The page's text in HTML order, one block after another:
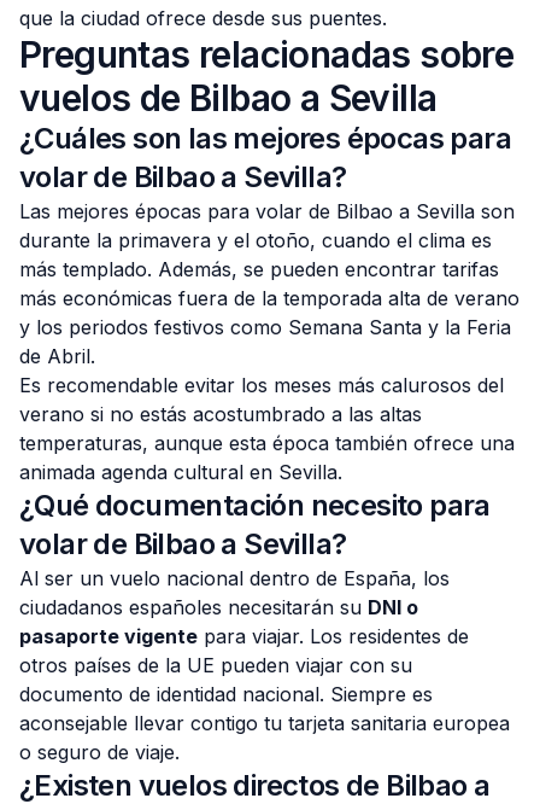
que la ciudad ofrece desde sus puentes.
Preguntas relacionadas sobre
vuelos de Bilbao a Sevilla
¿Cuáles son las mejores épocas para
volar de Bilbao a Sevilla?
Las mejores épocas para volar de Bilbao a Sevilla son
durante la primavera y el otoño, cuando el clima es
más templado. Además, se pueden encontrar tarifas
más económicas fuera de la temporada alta de verano
y los periodos festivos como Semana Santa y la Feria
de Abril.
Es recomendable evitar los meses más calurosos del
verano si no estás acostumbrado a las altas
temperaturas, aunque esta época también ofrece una
animada agenda cultural en Sevilla.
¿Qué documentación necesito para
volar de Bilbao a Sevilla?
Al ser un vuelo nacional dentro de España, los
ciudadanos españoles necesitarán su DNI o
pasaporte vigente para viajar. Los residentes de
otros países de la UE pueden viajar con su
documento de identidad nacional. Siempre es
aconsejable llevar contigo tu tarjeta sanitaria europea
o seguro de viaje.
¿Existen vuelos directos de Bilbao a